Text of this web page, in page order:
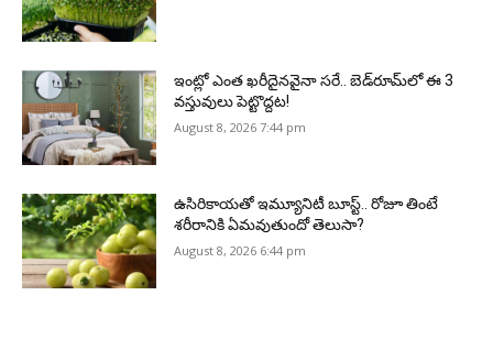
ఇంట్లో ఎంత ఖరీదైనవైనా సరే.. బెడ్‌రూమ్‌లో ఈ 3
వస్తువులు పెట్టొద్దట!
August 8, 2026 7:44 pm
ఉసిరికాయతో ఇమ్యూనిటీ బూస్ట్‌.. రోజూ తింటే
శరీరానికి ఏమవుతుందో తెలుసా?
August 8, 2026 6:44 pm